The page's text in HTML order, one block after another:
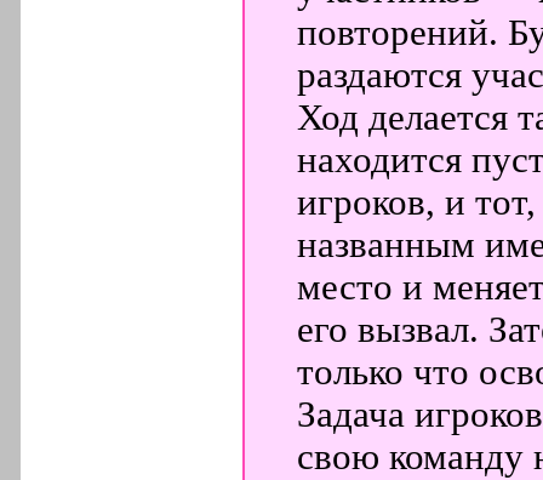
повторений.
раздаются
Ход делается
находится
игроков, и
названным
место и
его вызвал.
только что
Задача
свою команду